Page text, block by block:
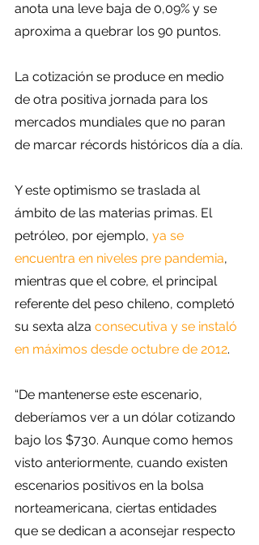
anota una leve baja de 0,09% y se
aproxima a quebrar los 90 puntos.
La cotización se produce en medio
de otra positiva jornada para los
mercados mundiales que no paran
de marcar récords históricos día a día.
Y este optimismo se traslada al
ámbito de las materias primas. El
petróleo, por ejemplo, ya se
encuentra en niveles pre pandemia,
mientras que el cobre, el principal
referente del peso chileno, completó
su sexta alza consecutiva y se instaló
en máximos desde octubre de 2012.
“De mantenerse este escenario,
deberíamos ver a un dólar cotizando
bajo los $730. Aunque como hemos
visto anteriormente, cuando existen
escenarios positivos en la bolsa
norteamericana, ciertas entidades
que se dedican a aconsejar respecto